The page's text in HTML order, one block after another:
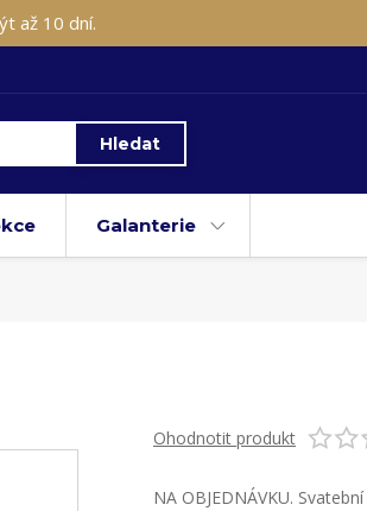
až 10 dní.
Hledat
Galanterie
Ohodnotit produkt
NA OBJEDNÁVKU.